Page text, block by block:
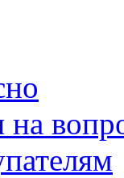
на